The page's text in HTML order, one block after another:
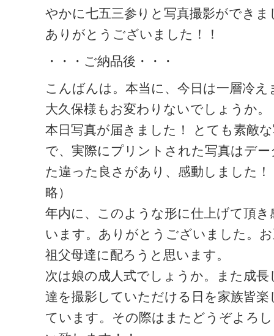
やかに七五三参りと写真撮影ができま
ありがとうございました！！
・・・ご納品後・・・
こんばんは。本当に、今日は一層冷え
大久保様もお変わりないでしょうか。
本日写真が届きました！ とても素敵
で、実際にプリントされた写真はデ
た違った良さがあり、感動しました！
略）
年内に、このような形に仕上げて頂き
います。ありがとうございました。
祖父母達に配ろうと思います。
次は娘の成人式でしょうか。また成長
達を撮影していただける日を家族皆楽
ています。その際はまたどうぞよろ